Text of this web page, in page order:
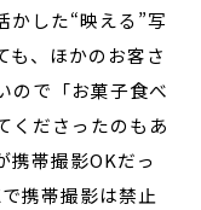
かした“映える”写
、ほかのお客さ
ので「お菓子食べ
くださったのもあ
携帯撮影OKだっ
携帯撮影は禁止